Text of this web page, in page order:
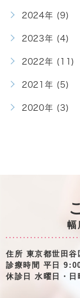
2024年 (9)
2023年 (4)
2022年 (11)
2021年 (5)
2020年 (3)
幅
住所 東京都世田
診療時間 平日
休診日 水曜日・日